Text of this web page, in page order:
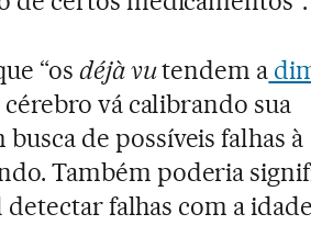
“os déjà vutendem a
cérebro vá calibrando sua
de possíveis falhas à
Também poderia
falhas com a